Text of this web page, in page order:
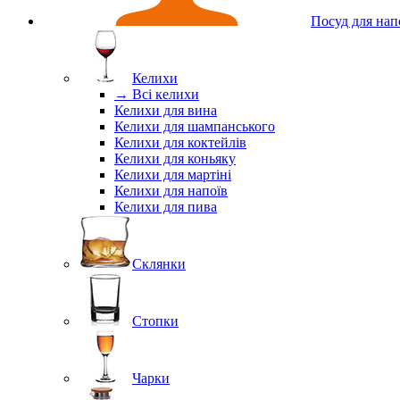
Посуд для
Келихи
→ Всі келихи
Келихи для вина
Келихи для шампанського
Келихи для коктейлів
Келихи для коньяку
Келихи для мартіні
Келихи для напоїв
Келихи для пива
Склянки
Стопки
Чарки